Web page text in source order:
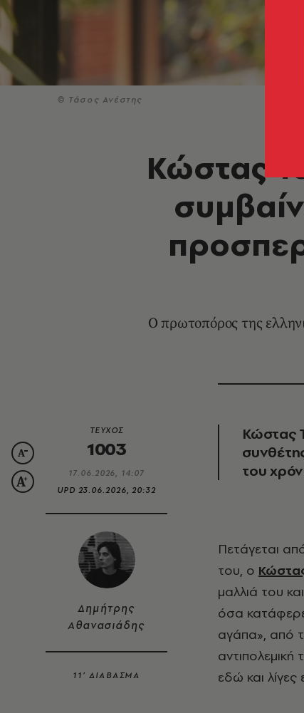
© Τάσος Ανέστης
Κώστας
Ο πρωτοπόρος της
ΤΕΥΧΟΣ
1003
17.06.2026, 14:07
UPD 23.06.2026, 20:32
Δημήτρης
Αθανασιάδης
11’ ΔΙΑΒΑΣΜΑ
Κώστας
του
Πετάγεται από το σπίτι του στην Κυψέλη και φτάνει στην ώρα του τζαστ. Στα 76
του, ο
μαλλιά του
όσα
αγάπα», από
εδώ και